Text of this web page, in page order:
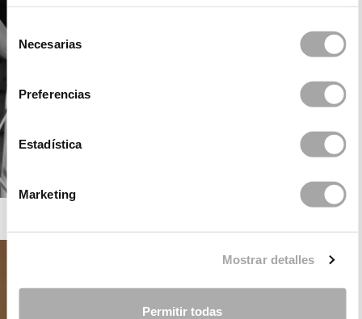
Selección
Necesarias
Preferencias
Estadística
Marketing
Mostrar detalles
Permitir todas